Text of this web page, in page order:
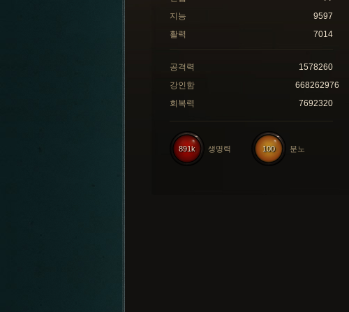
지능
9597
활력
7014
공격력
1578260
강인함
668262976
회복력
7692320
100 분노
891k 생명력